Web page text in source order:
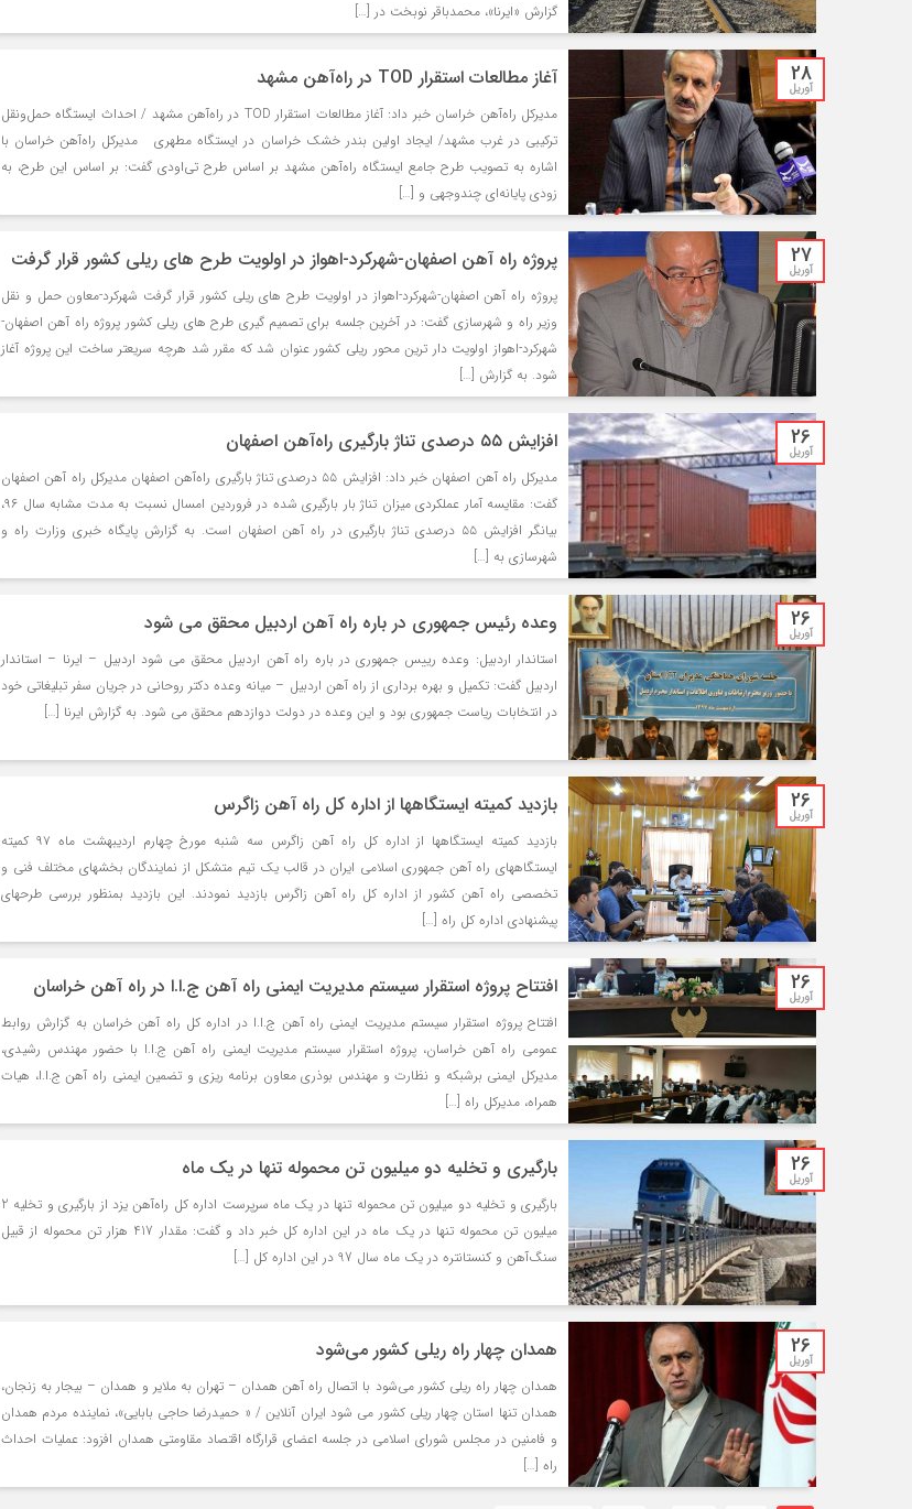
گزارش «ایرنا»، محمدباقر نوبخت در […]
28
آوریل آغاز مطالعات استقرار TOD در راه‌آهن مشهد
مدیرکل راه‌آهن خراسان خبر داد: آغاز مطالعات استقرار TOD در راه‌آهن مشهد / احداث ایستگاه حمل‌ونقل
ترکیبی در غرب مشهد/ ایجاد اولین بندر خشک خراسان در ایستگاه مطهری مدیرکل راه‌آهن خراسان با
اشاره به تصویب طرح جامع ایستگاه راه‌آهن مشهد بر اساس طرح تی‌اودی گفت: بر اساس این طرح، به
زودی پایانه‌ای چندوجهی و […]
27
آوریل پروژه راه آهن اصفهان-شهرکرد-اهواز در اولویت طرح های ریلی کشور قرار گرفت
پروژه راه آهن اصفهان-شهرکرد-اهواز در اولویت طرح های ریلی کشور قرار گرفت شهرکرد-معاون حمل و نقل
وزیر راه و شهرسازی گفت: در آخرین جلسه برای تصمیم گیری طرح های ریلی کشور پروژه راه آهن اصفهان-
شهرکرد-اهواز اولویت دار ترین محور ریلی کشور عنوان شد که مقرر شد هرچه سریعتر ساخت این پروژه آغاز
شود. به گزارش […]
26
آوریل افزایش ۵۵ درصدی تناژ بارگیری راه‌آهن اصفهان
مدیرکل راه آهن اصفهان خبر داد: افزایش ۵۵ درصدی تناژ بارگیری راه‌آهن اصفهان مدیرکل راه آهن اصفهان
گفت: مقایسه آمار عملکردی میزان تناژ بار بارگیری شده در فروردین امسال نسبت به مدت مشابه سال ۹۶،
بیانگر افزایش ۵۵ درصدی تناژ بارگیری در راه آهن اصفهان است. به گزارش پایگاه خبری وزارت راه و
شهرسازی به […]
26
آوریل وعده رئیس جمهوری در باره راه آهن اردبیل محقق می شود
استاندار اردبیل: وعده رییس جمهوری در باره راه آهن اردبیل محقق می شود اردبیل – ایرنا – استاندار
اردبیل گفت: تکمیل و بهره برداری از راه آهن اردبیل – میانه وعده دکتر روحانی در جریان سفر تبلیغاتی خود
در انتخابات ریاست جمهوری بود و این وعده در دولت دوازدهم محقق می شود. به گزارش ایرنا […]
26
آوریل بازديد كميته ايستگاهها از اداره كل راه آهن زاگرس
بازديد كميته ايستگاهها از اداره كل راه آهن زاگرس سه شنبه مورخ چهارم ارديبهشت ماه ۹۷ كميته
ايستگاههاي راه آهن جمهوري اسلامي ايران در قالب يك تيم متشكل از نمايندگان بخشهاي مختلف فني و
تخصصي راه آهن كشور از اداره كل راه آهن زاگرس بازديد نمودند. اين بازديد بمنظور بررسي طرحهاي
پيشنهادي اداره كل راه […]
26
آوریل افتتاح پروژه استقرار سیستم مدیریت ایمنی راه آهن ج.ا.ا در راه آهن خراسان
افتتاح پروژه استقرار سیستم مدیریت ایمنی راه آهن ج.ا.ا در اداره کل راه آهن خراسان به گزارش روابط
عمومی راه آهن خراسان، پروژه استقرار سیستم مدیریت ایمنی راه آهن ج.ا.ا با حضور مهندس رشیدی،
مدیرکل ایمنی برشبکه و نظارت و مهندس بوذری معاون برنامه ریزی و تضمین ایمنی راه آهن ج.ا.ا، هیات
همراه، مدیرکل راه […]
26
آوریل بارگيري و تخليه دو ميليون تن محموله تنها در يك ماه
بارگيري و تخليه دو ميليون تن محموله تنها در يك ماه سرپرست اداره كل راه‌آهن يزد از بارگيري و تخليه 2
ميليون تن محموله تنها در يك ماه در این اداره کل خبر داد و گفت: مقدار 417 هزار تن محموله از قبيل
سنگ‌آهن و كنستانتره در یک ماه سال 97 در اين اداره كل […]
26
آوریل همدان چهار راه ریلی کشور می‌شود
همدان چهار راه ریلی کشور می‌شود با اتصال راه آهن همدان – تهران به ملایر و همدان – بیجار به زنجان،
همدان تنها استان چهار ریلی کشور می شود ایران آنلاین / « حمیدرضا حاجی بابایی»، نماینده مردم همدان
و فامنین در مجلس شورای اسلامی در جلسه اعضای قرارگاه اقتصاد مقاومتی همدان افزود: عملیات احداث
راه […]